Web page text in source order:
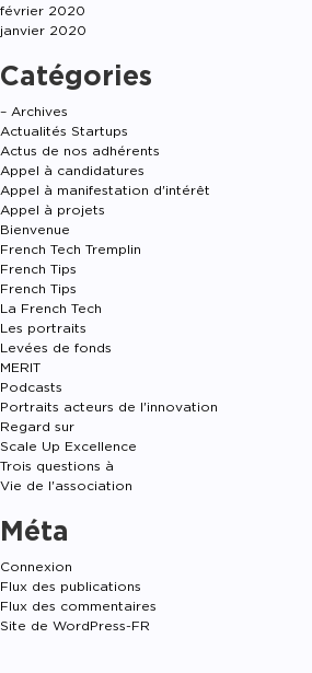
février 2020
janvier 2020
Catégories
– Archives
Actualités Startups
Actus de nos adhérents
Appel à candidatures
Appel à manifestation d'intérêt
Appel à projets
Bienvenue
French Tech Tremplin
French Tips
French Tips
La French Tech
Les portraits
Levées de fonds
MERIT
Podcasts
Portraits acteurs de l'innovation
Regard sur
Scale Up Excellence
Trois questions à
Vie de l'association
Méta
Connexion
Flux des publications
Flux des commentaires
Site de WordPress-FR